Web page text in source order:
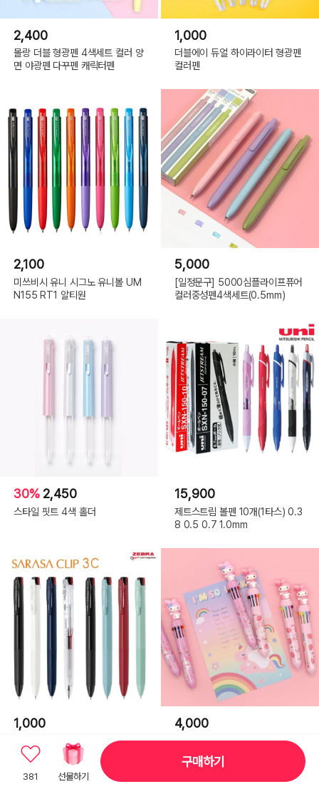
2,400
몰랑 더블 형광펜 4색세트 컬러 양
면 야광펜 다꾸펜 캐릭터펜
1,000
더블에이 듀얼 하이라이터 형광펜
컬러펜
2,100
미쓰비시 유니 시그노 유니볼 UM
N155 RT1 알티원
5,000
[일정문구] 5000심플라이프퓨어
컬러중성펜4색세트(0.5mm)
30% 2,450
스타일 핏트 4색 홀더
15,900
제트스트림 볼펜 10개(1타스) 0.3
8 0.5 0.7 1.0mm
1,000
제브라 사라사 클립 3색 3C 볼펜
0.4/0.5
4,000
4000마이멜로디 10색 볼펜 멀티
펜(랜덤발송)
381 선물하기
구매하기